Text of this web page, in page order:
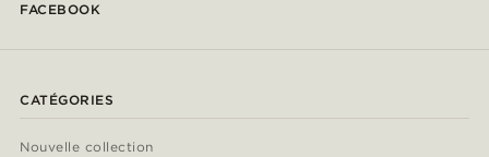
FACEBOOK
CATÉGORIES
Nouvelle collection